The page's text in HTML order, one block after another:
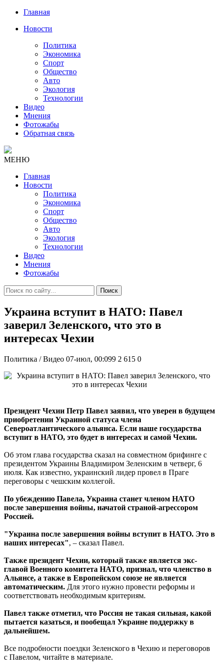
Главная
Новости
Политика
Экономика
Спорт
Общество
Авто
Экология
Технологии
Видео
Мнения
Фотожабы
Обратная связь
МЕНЮ
Главная
Новости
Политика
Экономика
Спорт
Общество
Авто
Экология
Технологии
Видео
Мнения
Фотожабы
Поиск
Украина вступит в НАТО: Павел
заверил Зеленского, что это в
интересах Чехии
Политика / Видео 07-июл, 00:099 2 615 0
Президент Чехии Петр Павел заявил, что уверен в будущем
приобретении Украиной статуса члена
Североатлантического альянса. Если наше государства
вступит в НАТО, это будет в интересах и самой Чехии.
Об этом глава государства сказал на совместном брифинге с
президентом Украины Владимиром Зеленским в четверг, 6
июля. Как известно, украинский лидер провел в Праге
переговоры с чешским коллегой.
По убеждению Павела, Украина станет членом НАТО
после завершения войны, начатой страной-агрессором
Россией.
"Украина после завершения войны вступит в НАТО. Это в
наших интересах", – сказал Павел.
Также президент Чехии, который также является экс-
главой Военного комитета НАТО, признал, что членство в
Альянсе, а также в Европейском союзе не является
автоматическим. Для этого нужно провести реформы и
соответствовать необходимым критериям.
Павел также отметил, что Россия не такая сильная, какой
пытается казаться, и пообещал Украине поддержку в
дальнейшем.
Все подробности поездки Зеленского в Чехию и переговоров
с Павелом, читайте в материале.